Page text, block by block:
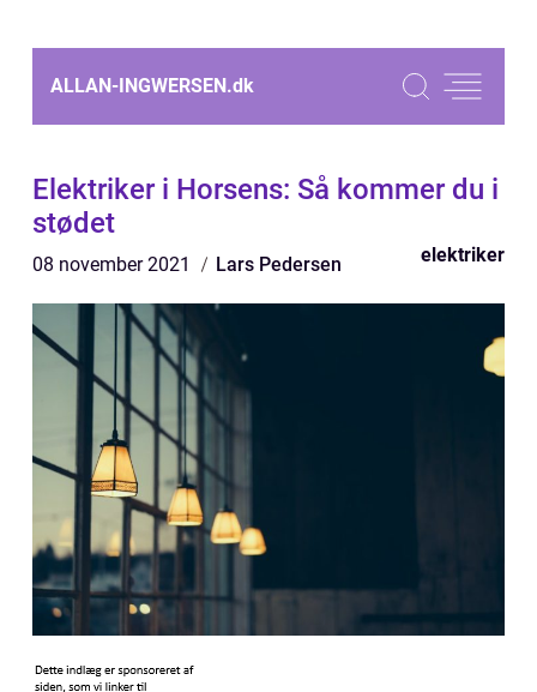
ALLAN-INGWERSEN.dk
Elektriker i Horsens: Så kommer du i
stødet
08 november 2021 Lars Pedersen elektriker